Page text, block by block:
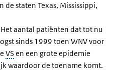
staten Texas, Mississippi,
aantal patiënten dat tot nu
sinds 1999 toen WNV voor
VS en een grote epidemie
waardoor de toename komt.